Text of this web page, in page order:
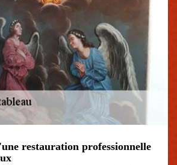
restauration professionnelle